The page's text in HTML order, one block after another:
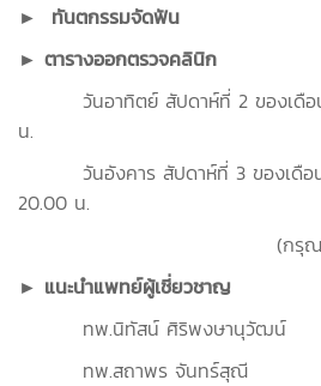
► ทันตกรรมจัดฟัน
► ตารางออกตรวจคลินิก
วันอาทิตย์ สัปดาห์ที่ 2 ของเดือ
น.
วันอังคาร สัปดาห์ที่ 3 ของเดือ
20.00 น.
(กรุณาโทรนัดล่
► แนะนำแพทย์ผู้เชี่ยวชาญ
ทพ.นิทัสน์ ศิริพงษานุวัฒน์
ทพ.สถาพร จันทร์สุณี